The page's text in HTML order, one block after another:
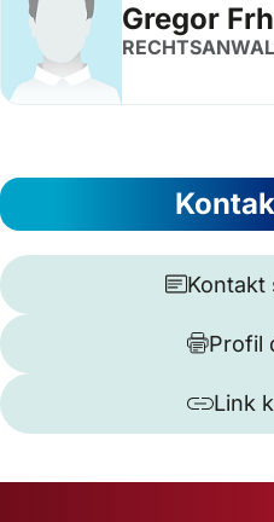
Gregor
Kontakt
Profil
Link